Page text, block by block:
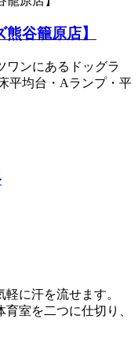
谷籠原店】
ワンにあるドッグラ
平均台・Aランプ・平
に汗を流せます。
室を二つに仕切り、